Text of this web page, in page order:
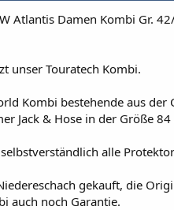
Atlantis Damen Kombi Gr.
unser Touratech Kombi.
Kombi bestehende aus der
Jack & Hose in der Größe
alle
gekauft, die
auch noch Garantie.